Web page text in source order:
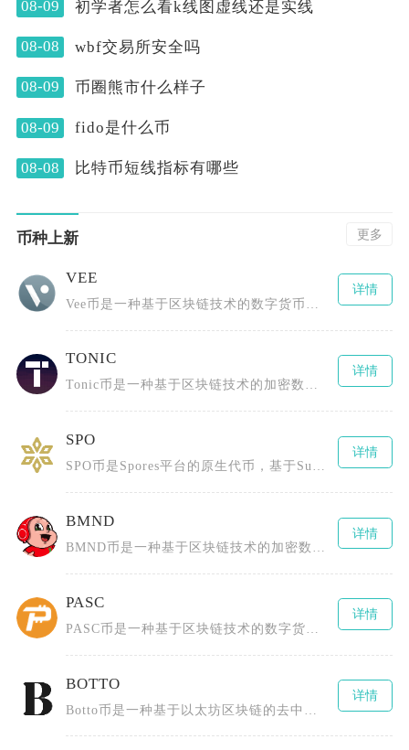
08-09 初学者怎么看k线图虚线还是实线
08-08 wbf交易所安全吗
08-09 币圈熊市什么样子
08-09 fido是什么币
08-08 比特币短线指标有哪些
币种上新 更多
VEE
详情
TONIC
Tonic币是一种基于区块链技术的加密数字货币，采用了先进的分布式账本技术，具有去中心化、
详情
SPO
SPO币是Spores平台的原生代币，基于Substrate区块链框架并采用PoS（权益证
详情
BMND
详情
PASC
详情
BOTTO
详情